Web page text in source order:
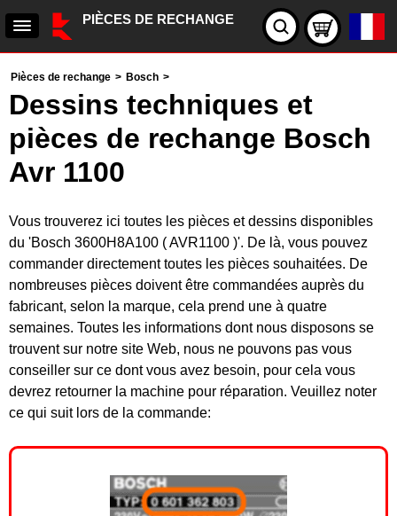
PIÈCES DE RECHANGE
Pièces de rechange > Bosch >
Dessins techniques et
pièces de rechange Bosch
Avr 1100
Vous trouverez ici toutes les pièces et dessins disponibles
du 'Bosch 3600H8A100 ( AVR1100 )'. De là, vous pouvez
commander directement toutes les pièces souhaitées. De
nombreuses pièces doivent être commandées auprès du
fabricant, selon la marque, cela prend une à quatre
semaines. Toutes les informations dont nous disposons se
trouvent sur notre site Web, nous ne pouvons pas vous
conseiller sur ce dont vous avez besoin, pour cela vous
devrez retourner la machine pour réparation. Veuillez noter
ce qui suit lors de la commande: